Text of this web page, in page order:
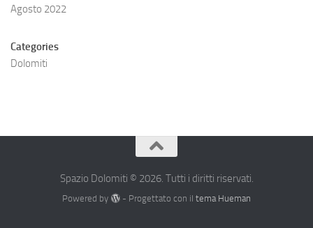
Agosto 2022
Categories
Dolomiti
Spazio Dolomiti © 2026. Tutti i diritti riservati.
Powered by - Progettato con il tema Hueman